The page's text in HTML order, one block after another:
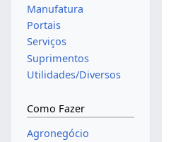
Manufatura
Portais
Serviços
Suprimentos
Utilidades/Diversos
Como Fazer
Agronegócio